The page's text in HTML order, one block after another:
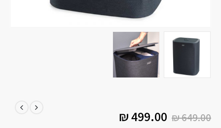
₪649.00
₪499.00